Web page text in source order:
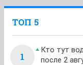
ТОП 5
1
Кто тут
после 2